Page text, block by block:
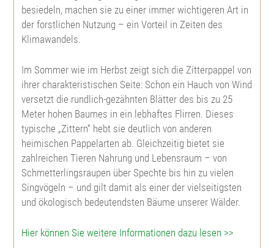
Gelbkiefer
Weymouthskiefer
Douglasie
Mammutbaum
Eibe
Lebensbaum
Winterlinde
Feldulme
Bergulme
Nutzholzpappel
Aspe, Zitterpappel
Edelkastanie
Steinweichsel
Wildbirne
Faulbaum
Johannibeere
Hundsrose
Büschelrose
besiedeln, machen sie zu einer immer wichtigeren Art in
der forstlichen Nutzung – ein Vorteil in Zeiten des
Klimawandels.
Im Sommer wie im Herbst zeigt sich die Zitterpappel von
ihrer charakteristischen Seite: Schon ein Hauch von Wind
versetzt die rundlich-gezähnten Blätter des bis zu 25
Meter hohen Baumes in ein lebhaftes Flirren. Dieses
typische „Zittern“ hebt sie deutlich von anderen
heimischen Pappelarten ab. Gleichzeitig bietet sie
zahlreichen Tieren Nahrung und Lebensraum – von
Schmetterlingsraupen über Spechte bis hin zu vielen
Singvögeln – und gilt damit als einer der vielseitigsten
und ökologisch bedeutendsten Bäume unserer Wälder.
Hier können Sie weitere Informationen dazu lesen >>